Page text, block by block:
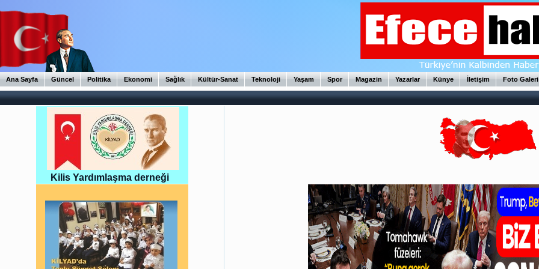
Ana Sayfa Güncel Politika Ekonomi Sağlık Kültür-Sanat Teknoloji Yaşam Spor Magazin Yazarlar Künye İletişim Foto Galeri
Kilis Yardımlaşma derneği